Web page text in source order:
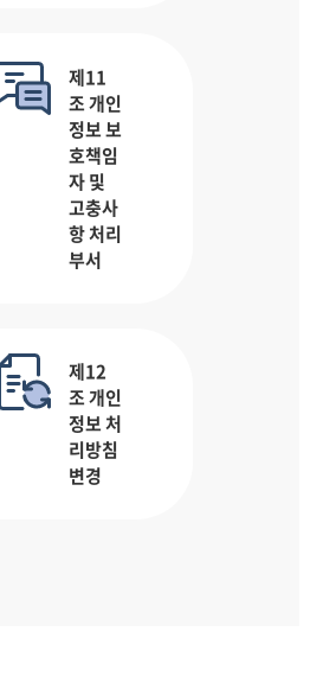
제11
조 개인
정보 보
호책임
자 및
고충사
항 처리
부서
제12
조 개인
정보 처
리방침
변경